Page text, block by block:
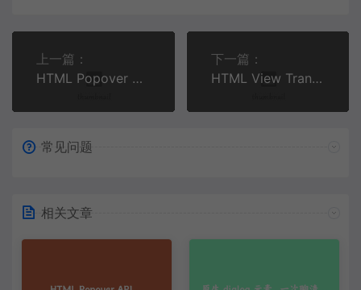
上一篇：
HTML Popover API 实战：原生弹出层、菜单与对话框完全指南
下一篇：
HTML View Transitions API 实战：为多页面应用添加原生过渡动画
常见问题
相关文章